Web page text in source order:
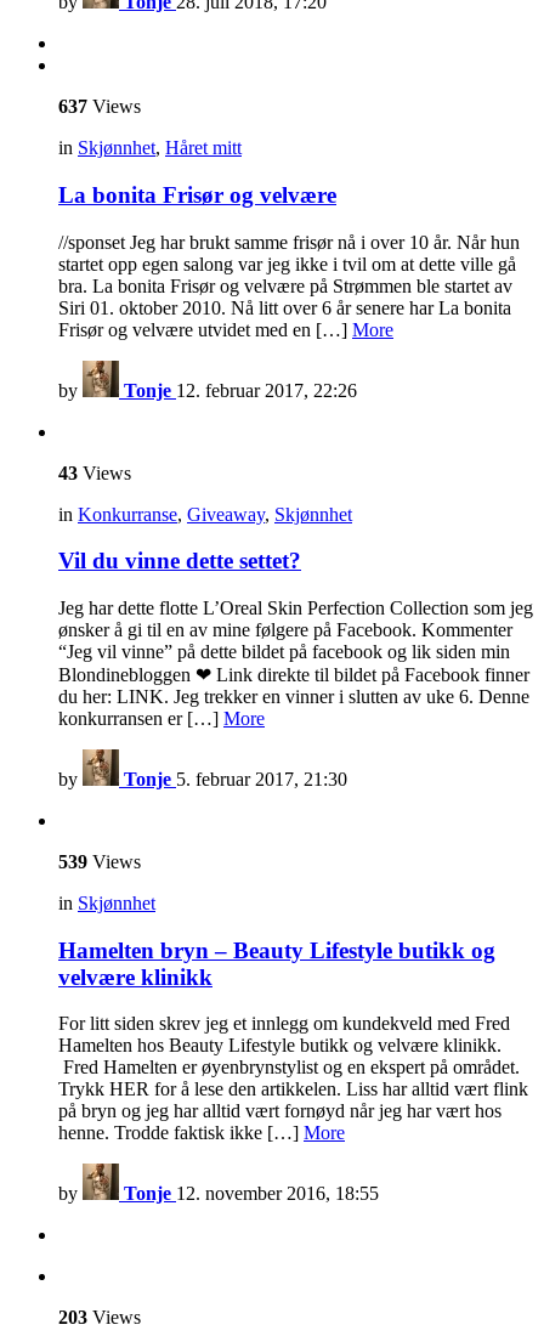
637 Views
in Skjønnhet, Håret mitt
La bonita Frisør og velvære
//sponset Jeg har brukt samme frisør nå i over 10 år. Når hun
startet opp egen salong var jeg ikke i tvil om at dette ville gå
bra. La bonita Frisør og velvære på Strømmen ble startet av
Siri 01. oktober 2010. Nå litt over 6 år senere har La bonita
Frisør og velvære utvidet med en […] More
by Tonje 12. februar 2017, 22:26
43 Views
in Konkurranse, Giveaway, Skjønnhet
Vil du vinne dette settet?
Jeg har dette flotte L’Oreal Skin Perfection Collection som jeg
ønsker å gi til en av mine følgere på Facebook. Kommenter
“Jeg vil vinne” på dette bildet på facebook og lik siden min
Blondinebloggen ❤ Link direkte til bildet på Facebook finner
du her: LINK. Jeg trekker en vinner i slutten av uke 6. Denne
konkurransen er […] More
by Tonje 5. februar 2017, 21:30
539 Views
in Skjønnhet
Hamelten bryn – Beauty Lifestyle butikk og
velvære klinikk
For litt siden skrev jeg et innlegg om kundekveld med Fred
Hamelten hos Beauty Lifestyle butikk og velvære klinikk.
Fred Hamelten er øyenbrynstylist og en ekspert på området.
Trykk HER for å lese den artikkelen. Liss har alltid vært flink
på bryn og jeg har alltid vært fornøyd når jeg har vært hos
henne. Trodde faktisk ikke […] More
by Tonje 12. november 2016, 18:55
203 Views